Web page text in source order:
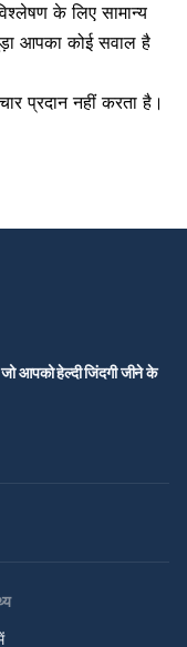
के लिए सामान्य
आपका कोई सवाल है
प्रदान नहीं करता है।
आपको हेल्दी जिंदगी जीने के